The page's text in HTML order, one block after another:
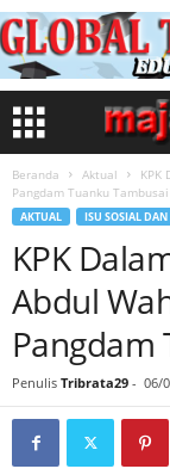
Beranda Aktual
KPK
Pangdam Tuanku Tambusai
AKTUAL ISU SOSIAL
KPK
Abdul
Pangdam
Penulis Tribrata29 - 06/